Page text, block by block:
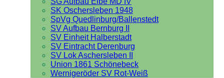
SK Oschersleben 1948
SpVg Quedlinburg/Ballenstedt
SV Aufbau Bernburg II
SV Einheit Halberstadt
SV Eintracht Derenburg
SV Lok Aschersleben II
Union 1861 Schönebeck
Wernigeröder SV Rot-Weiß